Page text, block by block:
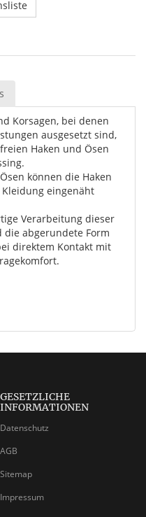
Korsagen, bei denen
ausgesetzt sind,
Haken und Ösen
können die Haken
eingenäht
Verarbeitung dieser
die abgerundete Form
direktem Kontakt mit
GESETZLICHE
INFORMATIONEN
Datenschutz
AGB
Sitemap
Impressum